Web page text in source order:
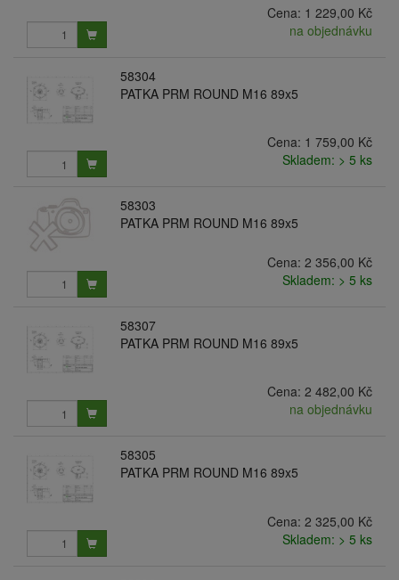
Cena: 1 229,00 Kč
na objednávku
58304
PATKA PRM ROUND M16 89x5
Cena: 1 759,00 Kč
Skladem: > 5 ks
58303
PATKA PRM ROUND M16 89x5
Cena: 2 356,00 Kč
Skladem: > 5 ks
58307
PATKA PRM ROUND M16 89x5
Cena: 2 482,00 Kč
na objednávku
58305
PATKA PRM ROUND M16 89x5
Cena: 2 325,00 Kč
Skladem: > 5 ks